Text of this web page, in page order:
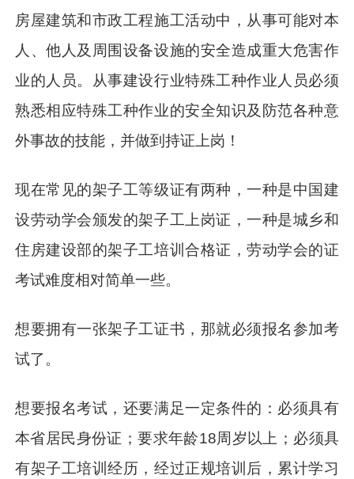
房屋建筑和市政工程施工活动中，从事可能对本
人、他人及周围设备设施的安全造成重大危害作
业的人员。从事建设行业特殊工种作业人员必须
熟悉相应特殊工种作业的安全知识及防范各种意
外事故的技能，并做到持证上岗！
现在常见的架子工等级证有两种，一种是中国建
设劳动学会颁发的架子工上岗证，一种是城乡和
住房建设部的架子工培训合格证，劳动学会的证
考试难度相对简单一些。
想要拥有一张架子工证书，那就必须报名参加考
试了。
想要报名考试，还要满足一定条件的：必须具有
本省居民身份证；要求年龄18周岁以上；必须具
有架子工培训经历，经过正规培训后，累计学习